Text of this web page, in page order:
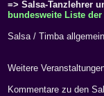
=> Salsa-Tanzlehrer
bundesweite Liste
Salsa / Timba
Weitere
Kommentare zu den